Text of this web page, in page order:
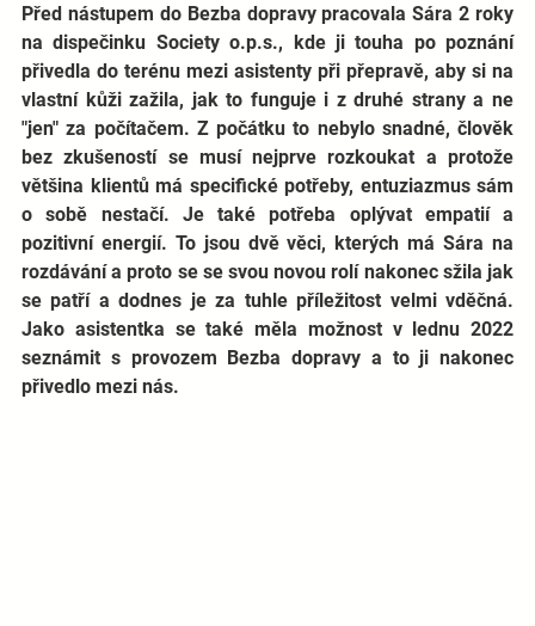
Před nástupem do Bezba dopravy pracovala Sára 2 roky
na dispečinku Society o.p.s., kde ji touha po poznání
přivedla do terénu mezi asistenty při přepravě, aby si na
vlastní kůži zažila, jak to funguje i z druhé strany a ne
"jen" za počítačem. Z počátku to nebylo snadné, člověk
bez zkušeností se musí nejprve rozkoukat a protože
většina klientů má specifické potřeby, entuziazmus sám
o sobě nestačí. Je také potřeba oplývat empatií a
pozitivní energií. To jsou dvě věci, kterých má Sára na
rozdávání a proto se se svou novou rolí nakonec sžila jak
se patří a dodnes je za tuhle příležitost velmi vděčná.
Jako asistentka se také měla možnost v lednu 2022
seznámit s provozem Bezba dopravy a to ji nakonec
přivedlo mezi nás.